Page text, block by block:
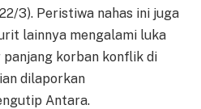
3). Peristiwa nahas ini juga
lainnya mengalami luka
korban konflik di
dilaporkan
Antara.